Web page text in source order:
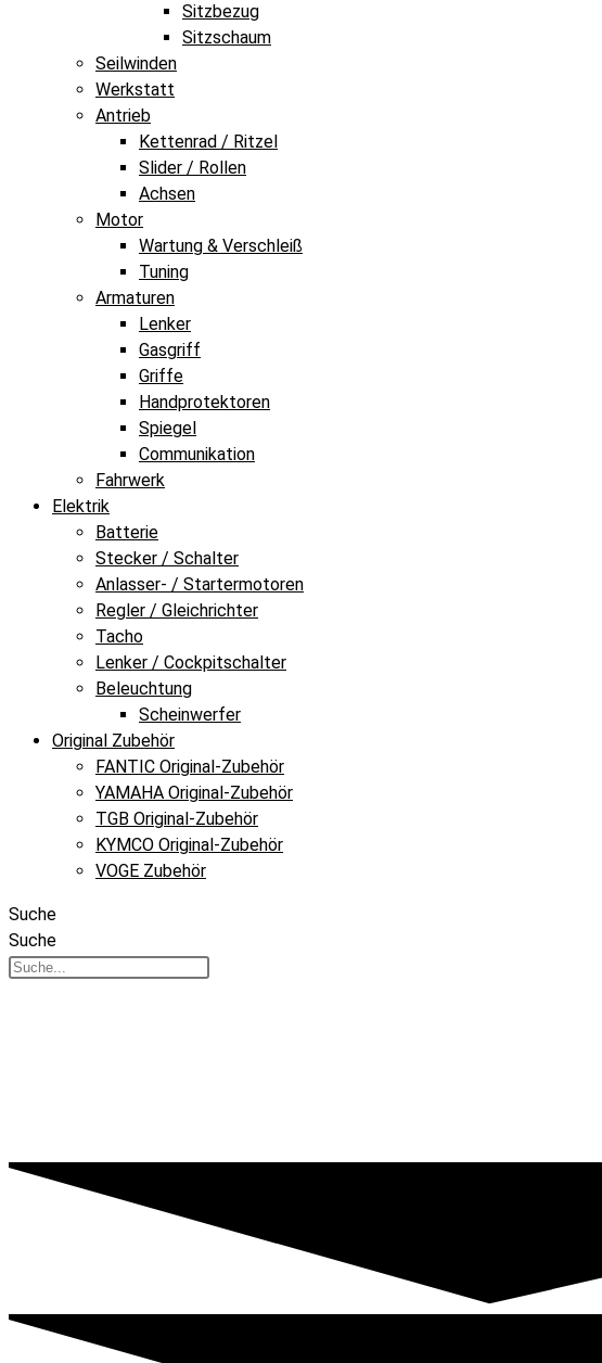
Sitzbezug
Sitzschaum
Seilwinden
Werkstatt
Antrieb
Kettenrad / Ritzel
Slider / Rollen
Achsen
Motor
Wartung & Verschleiß
Tuning
Armaturen
Lenker
Gasgriff
Griffe
Handprotektoren
Spiegel
Communikation
Fahrwerk
Elektrik
Batterie
Stecker / Schalter
Anlasser- / Startermotoren
Regler / Gleichrichter
Tacho
Lenker / Cockpitschalter
Beleuchtung
Scheinwerfer
Original Zubehör
FANTIC Original-Zubehör
YAMAHA Original-Zubehör
TGB Original-Zubehör
KYMCO Original-Zubehör
VOGE Zubehör
Suche
Suche